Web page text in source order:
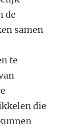
de
samen
te
die